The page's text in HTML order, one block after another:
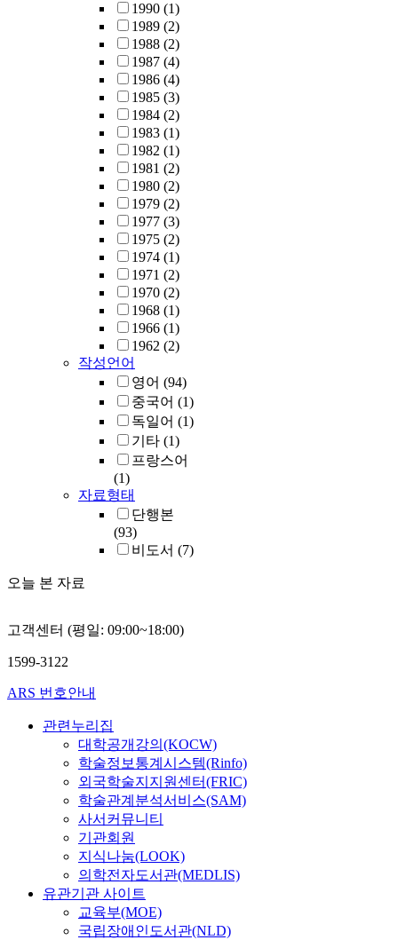
1990 (1)
1989 (2)
1988 (2)
1987 (4)
1986 (4)
1985 (3)
1984 (2)
1983 (1)
1982 (1)
1981 (2)
1980 (2)
1979 (2)
1977 (3)
1975 (2)
1974 (1)
1971 (2)
1970 (2)
1968 (1)
1966 (1)
1962 (2)
작성언어
영어 (94)
중국어 (1)
독일어 (1)
기타 (1)
프랑스어
(1)
자료형태
단행본
(93)
비도서 (7)
오늘 본 자료
고객센터 (평일: 09:00~18:00)
1599-3122
ARS 번호안내
관련누리집
대학공개강의(KOCW)
학술정보통계시스템(Rinfo)
외국학술지지원센터(FRIC)
학술관계분석서비스(SAM)
사서커뮤니티
기관회원
지식나눔(LOOK)
의학전자도서관(MEDLIS)
유관기관 사이트
교육부(MOE)
국립장애인도서관(NLD)